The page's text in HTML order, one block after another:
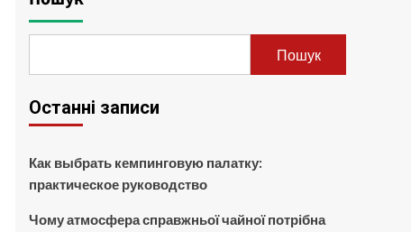
Пошук
Останні записи
Как выбрать кемпинговую палатку:
практическое руководство
Чому атмосфера справжньої чайної потрібна